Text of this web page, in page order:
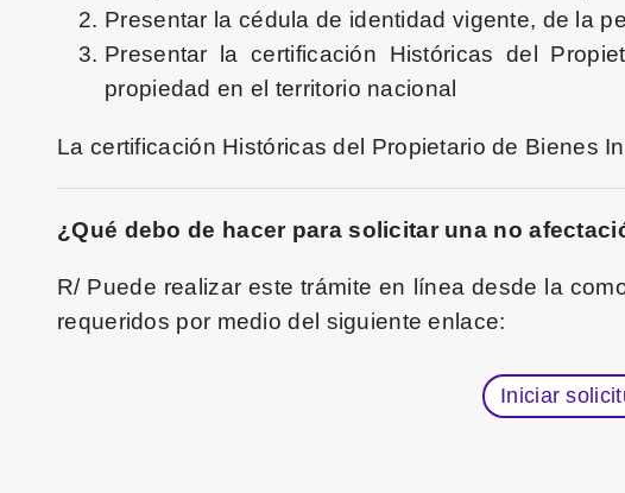
Presentar la cédula de identidad vigente, de la
Presentar la certificación Históricas del
propiedad en el territorio nacional
La certificación Históricas del Propietario de Bienes
¿Qué debo de hacer para solicitar una no
R/ Puede realizar este trámite en línea desde la
requeridos por medio del siguiente enlace:
Iniciar